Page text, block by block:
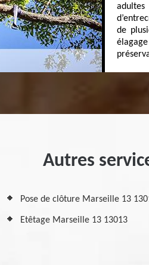
de
Autres
Pose de clôture Marseille 13
Etêtage Marseille 13 13013